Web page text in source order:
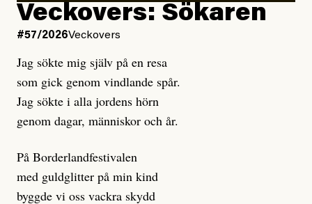
Kuhn och Sassarinis-McGowan hävdar att
Dagens ETC arbetar med ”opålitliga källor” för att
klickbete är inte intressant för Dagens ETC.
Journalistiken är låst. En klatschig men korrekt rubrik
gör förhoppningsvis att en nyfiken beställer
prenumeration, men den avslutas sekunder senare om
dessa granskningar på olika källor, alltifrån domar till
en mängd intervjupersoner, inklusive generös
Veckovers: Sökaren
#57/2026Veckovers
Jag sökte mig själv på en resa
som gick genom vindlande spår.
Jag sökte i alla jordens hörn
genom dagar, människor och år.
På Borderlandfestivalen
med guldglitter på min kind
byggde vi oss vackra skydd